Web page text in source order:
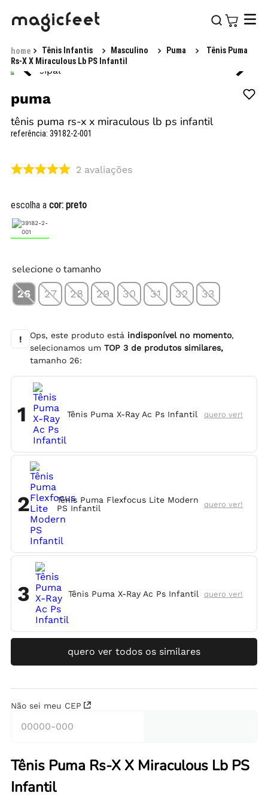
Tênis Infantis Masculino Puma
Tênis Puma
Rs-X X Miraculous Lb PS Infantil
puma
tênis puma rs-x x miraculous lb ps infantil
referência: 39182-2-001
2 avaliações
escolha a cor: preto
selecione o tamanho
26 27 28 29 30 31 32 33
! Ops, este produto está indisponível no momento,
selecionamos umTOP3 de produtos similares,
tamanho 26:
1 Tênis Puma X-Ray Ac Ps Infantil quero ver!
2
Tênis Puma Flexfocus Lite Modern
PS Infantil
quero ver!
3 Tênis Puma X-Ray Ac Ps Infantil quero ver!
quero ver todos os similares
Não sei meu CEP
Tênis Puma Rs-X X Miraculous Lb PS
Infantil